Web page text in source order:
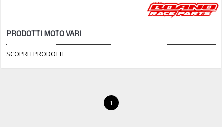
PRODOTTI MOTO VARI
SCOPRI I PRODOTTI
1